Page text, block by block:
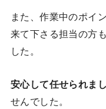
また、作業中のポイ
来て下さる担当の方
した。
安心して任せられまし
せんでした。